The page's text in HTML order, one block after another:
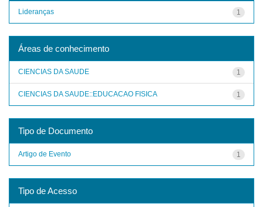
1
Lideranças
Áreas de conhecimento
1
CIENCIAS DA SAUDE
1
CIENCIAS DA SAUDE::EDUCACAO FISICA
Tipo de Documento
1
Artigo de Evento
Tipo de Acesso